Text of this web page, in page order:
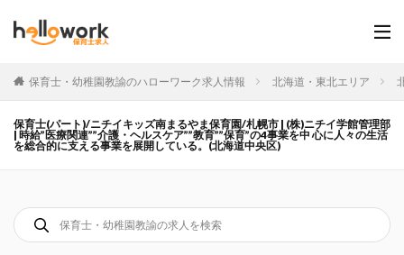
保育士・幼稚園教諭のハローワーク求人情報 北海道・東北エリア
保育士(パート)/ニチイキッズ南まるやま保育園/札幌市 | (株)ニチイ学館管理部
| 時給”医療関連””介護・ヘルスケア””教育””保育”の4事業を中 心に人々の生活
を総合的に支える事業を展開している。(北海道中央区)